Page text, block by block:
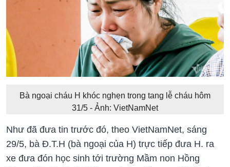
Bà ngoại cháu H khóc nghẹn trong tang lễ cháu hôm
31/5 - Ảnh: VietNamNet
Như đã đưa tin trước đó, theo VietNamNet, sáng
29/5, bà Đ.T.H (bà ngoại của H) trực tiếp đưa H. ra
xe đưa đón học sinh tới trường Mầm non Hồng